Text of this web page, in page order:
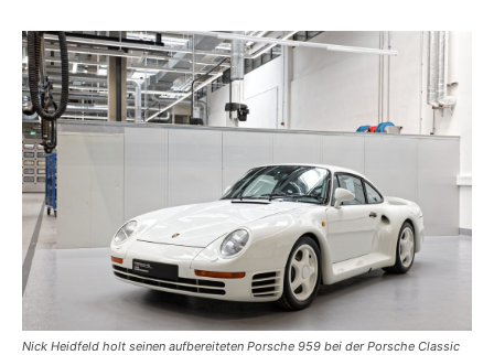
Nick Heidfeld holt seinen aufbereiteten Porsche 959 bei der Porsche Classic